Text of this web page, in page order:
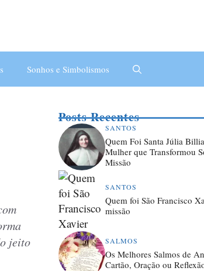
Sonhos e Simbolismos
jeito
Posts Recentes
SANTOS
Quem Foi Santa Júlia
Mulher que Transformou
Missão
SANTOS
Quem foi São Francisco
missão
SALMOS
Os Melhores Salmos de
Cartão, Oração ou